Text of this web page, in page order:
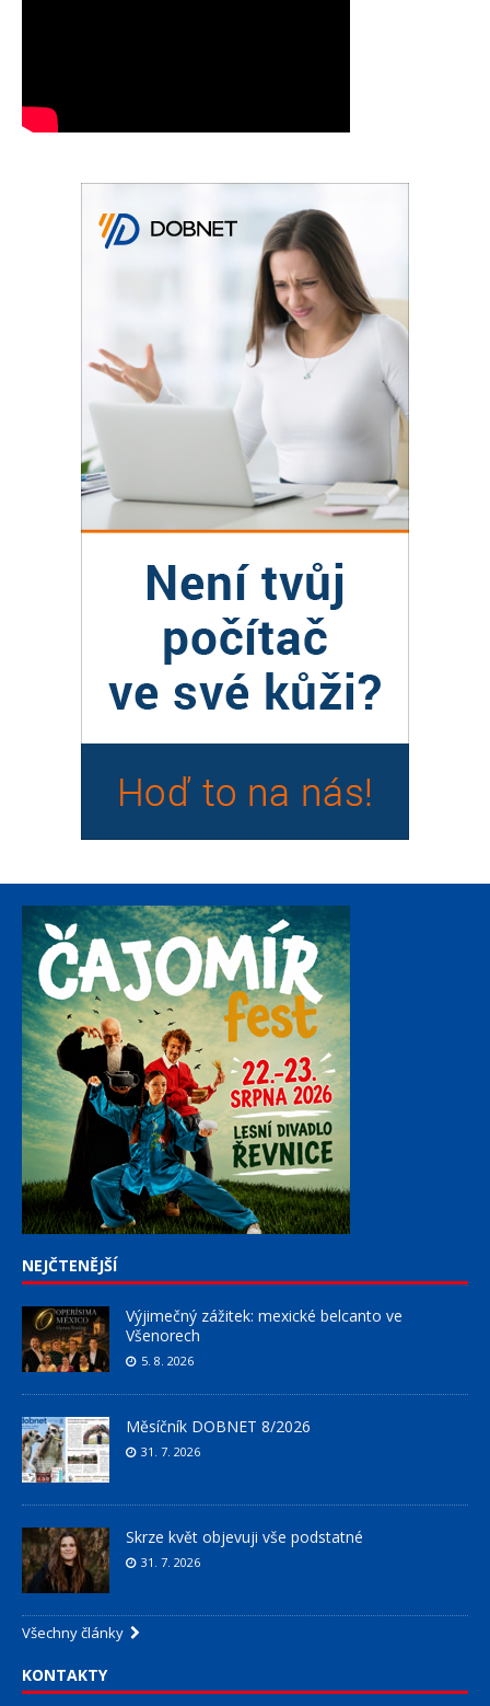
NEJČTENĚJŠÍ
Výjimečný zážitek: mexické belcanto ve
Všenorech
5. 8. 2026
Měsíčník DOBNET 8/2026
31. 7. 2026
Skrze květ objevuji vše podstatné
31. 7. 2026
Všechny články
KONTAKTY